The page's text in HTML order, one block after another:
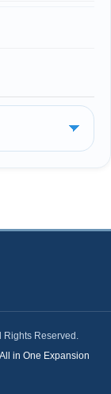
Reserved.
in One Expansion